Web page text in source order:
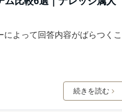
よって回答内容がばらつくこ
続きを読む